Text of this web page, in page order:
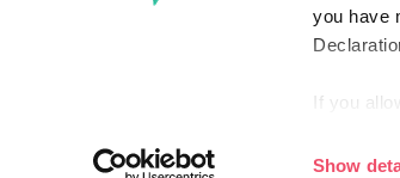
you have
If you
Show